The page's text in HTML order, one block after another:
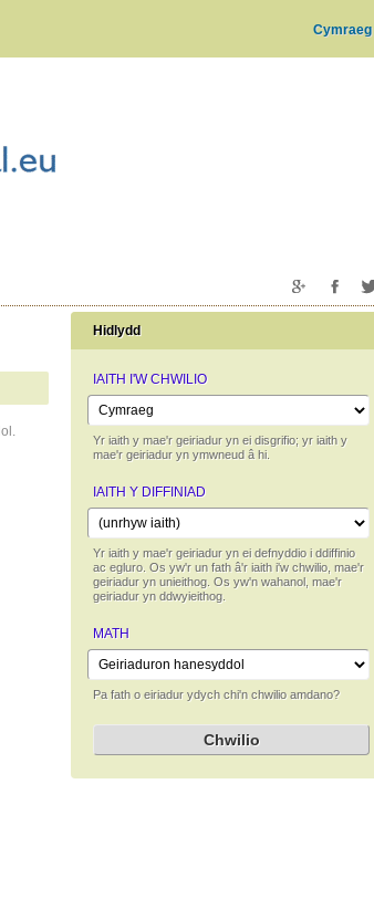
Cymraeg
Hidlydd
IAITH I'W CHWILIO
Yr iaith y mae'r geiriadur yn ei disgrifio; yr iaith y
mae'r geiriadur yn ymwneud â hi.
IAITH Y DIFFINIAD
Yr iaith y mae'r geiriadur yn ei defnyddio i ddiffinio
ac egluro. Os yw'r un fath â'r iaith i'w chwilio, mae'r
geiriadur yn unieithog. Os yw'n wahanol, mae'r
geiriadur yn ddwyieithog.
MATH
Pa fath o eiriadur ydych chi'n chwilio amdano?